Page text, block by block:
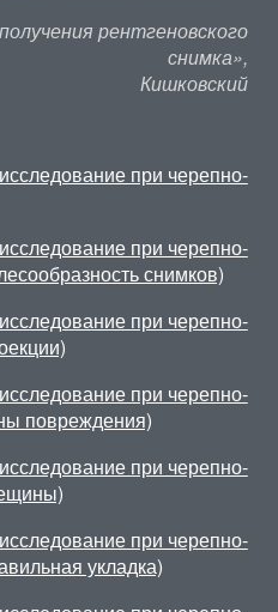
рентгеновского
снимка»,
Кишковский
при черепно-
при черепно-
снимков)
при черепно-
при черепно-
повреждения)
при черепно-
при черепно-
укладка)